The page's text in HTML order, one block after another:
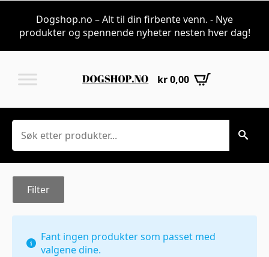
Halloween til
Dogshop.no – Alt til din firbente venn. - Nye
produkter og spennende nyheter nesten hver dag!
kr0,00
Søk
Filter
Fant ingen produkter som passet med
valgene dine.